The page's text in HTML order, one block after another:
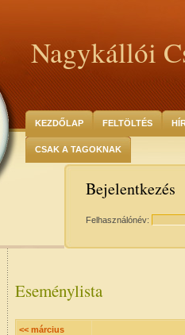
Nagykállói
KEZDŐLAP FELTÖLTÉS
CSAK A TAGOKNAK
Bejelentkezés
Felhasználónév:
Eseménylista
<< március